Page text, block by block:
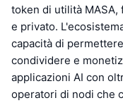
token di utilità
e privato.
capacità di
condividere e
applicazioni AI con
operatori di nodi che